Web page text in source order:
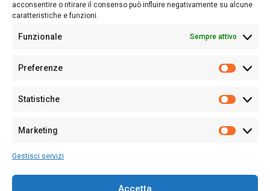
acconsentire o ritirare il consenso può influire negativamente su alcune
caratteristiche e funzioni.
Funzionale Sempre attivo
Preferenze
Statistiche
Marketing
Gestisci servizi
Accetta
Sede:Via Cristoforo Colombo 09013 Carbonia
Partita IVA02270380922
128/2020 del 10/02/2020
Per la Pubblicità: